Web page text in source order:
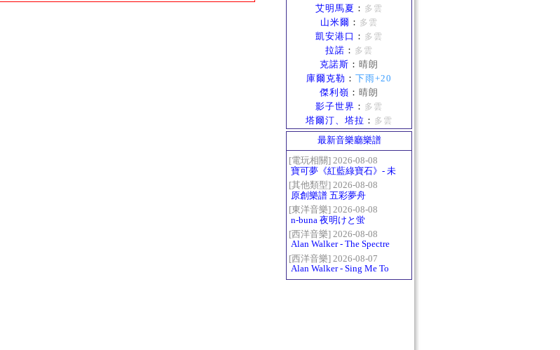
艾明馬夏 ： 多雲
山米爾 ： 多雲
凱安港口 ： 多雲
拉諾 ： 多雲
克諾斯 ： 晴朗
庫爾克勒 ： 下雨+20
傑利嶺 ： 晴朗
影子世界 ： 多雲
塔爾汀、塔拉 ： 多雲
最新音樂廳樂譜
[電玩相關] 2026-08-08
寶可夢《紅藍綠寶石》- 未
白鎮BGM (Littleroot Town)
[其他類型] 2026-08-08
原創樂譜 五彩夢舟
[東洋音樂] 2026-08-08
n-buna 夜明けと蛍
[西洋音樂] 2026-08-08
Alan Walker - The Spectre
[西洋音樂] 2026-08-07
Alan Walker - Sing Me To
Sleep